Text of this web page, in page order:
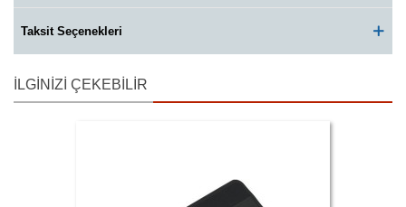
Taksit Seçenekleri
İLGINIZI ÇEKEBILIR